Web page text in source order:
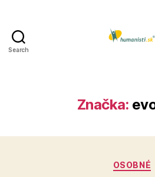
Search
Značka:
OSOBNÉ